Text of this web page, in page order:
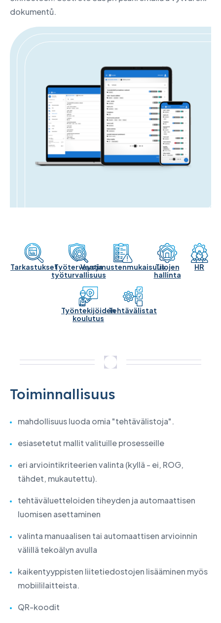
dokumentů.
TarkastuksetTyöterveys ja
työturvallisuus
VaatimustenmukaisuusTilojen
hallinta
HR
Työntekijöiden
koulutus
Tehtävälistat
Toiminnallisuus
mahdollisuus luoda omia "tehtävälistoja".
esiasetetut mallit valituille prosesseille
eri arviointikriteerien valinta (kyllä - ei, ROG,
tähdet, mukautettu).
tehtäväluetteloiden tiheyden ja automaattisen
luomisen asettaminen
valinta manuaalisen tai automaattisen arvioinnin
välillä tekoälyn avulla
kaikentyyppisten liitetiedostojen lisääminen myös
mobiililaitteista.
QR-koodit